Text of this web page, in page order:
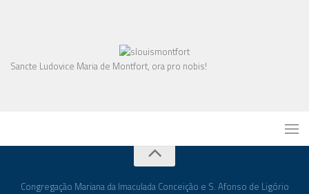
Sancte Ludovice Maria de Montfort, ora pro nobis!
Congregação Mariana da Imaculada Conceição e S. Afonso de Ligório